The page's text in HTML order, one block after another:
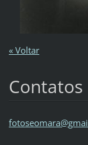
« Voltar
Contatos
fotoseomara@gmai